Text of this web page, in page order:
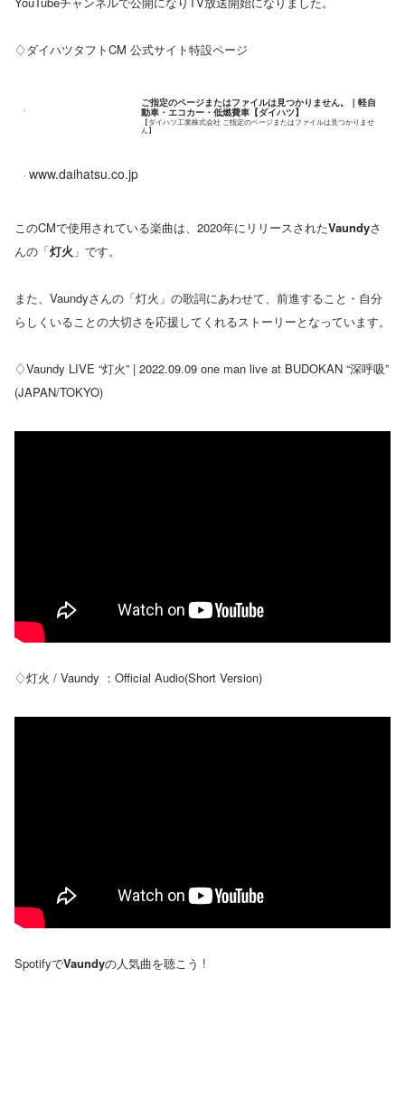
♢ダイハツタフトCM 公式サイト特設ページ
ご指定のページまたはファイルは見つかりません。｜軽自
動車・エコカー・低燃費車【ダイハツ】
【ダイハツ工業株式会社 ご指定のページまたはファイルは見つかりませ
ん】
www.daihatsu.co.jp
このCMで使用されている楽曲は、2020年にリリースされたVaundyさ
んの「灯火 」です。
また、Vaundyさんの「灯火」の歌詞にあわせて、前進すること・自分
らしくいることの大切さを応援してくれるストーリーとなっています。
♢Vaundy LIVE “灯火” | 2022.09.09 one man live at BUDOKAN “深呼吸”
(JAPAN/TOKYO)
♢灯火 / Vaundy ：Official Audio(Short Version)
SpotifyでVaundyの人気曲を聴こう !